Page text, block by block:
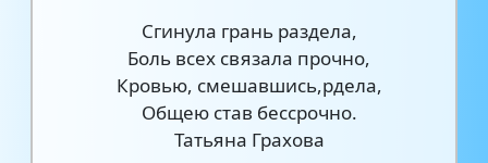
Сгинула грань раздела,
Боль всех связала прочно,
Кровью, смешавшись,рдела,
Общею став бессрочно.
Татьяна Грахова